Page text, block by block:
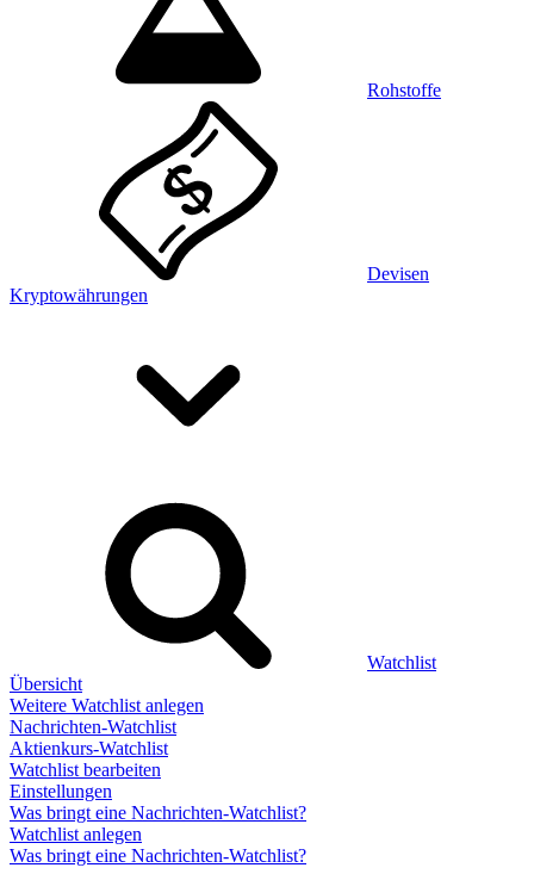
Rohstoffe
Devisen
Kryptowährungen
Watchlist
Übersicht
Weitere Watchlist anlegen
Nachrichten-Watchlist
Aktienkurs-Watchlist
Watchlist bearbeiten
Einstellungen
Was bringt eine Nachrichten-Watchlist?
Watchlist anlegen
Was bringt eine Nachrichten-Watchlist?